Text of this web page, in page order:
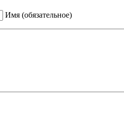
Имя (обязательное)